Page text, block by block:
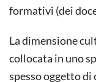
formativi (dei
La dimensione
collocata in uno
spesso oggetto di